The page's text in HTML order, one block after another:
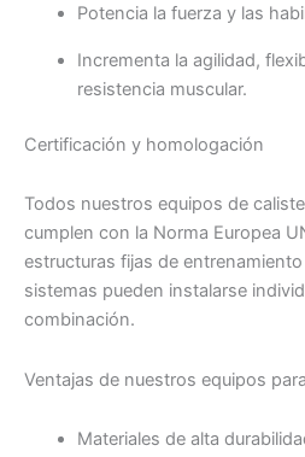
Potencia la fuerza y las
Incrementa la agilidad,
resistencia muscular.
Certificación y homologación
Todos nuestros equipos de
cumplen con la Norma Europea
estructuras fijas de
sistemas pueden instalarse
combinación.
Ventajas de nuestros equipos
Materiales de alta